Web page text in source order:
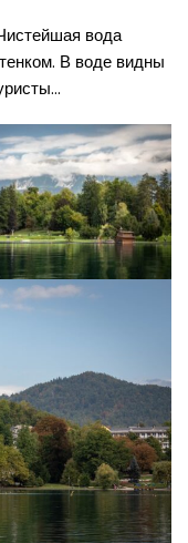
вода
В воде видны